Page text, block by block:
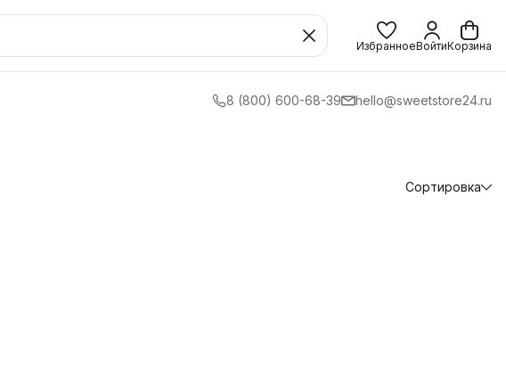
ИзбранноеВойтиКорзина
8 (800) 600-68-39 hello@sweetstore24.ru
Сортировка